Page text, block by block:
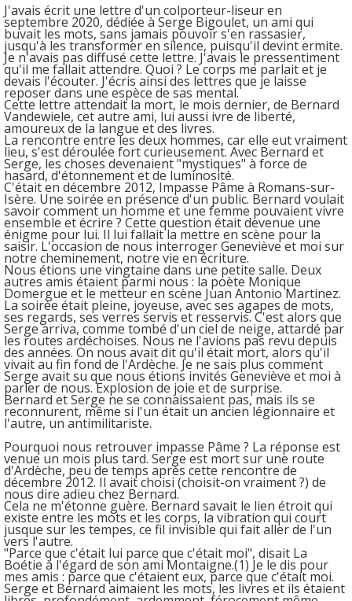
J'avais écrit une lettre d'un colporteur-liseur en
septembre 2020, dédiée à Serge Bigoulet, un ami qui
buvait les mots, sans jamais pouvoir s'en rassasier,
jusqu'à les transformer en silence, puisqu'il devint ermite.
Je n'avais pas diffusé cette lettre. J'avais le pressentiment
qu'il me fallait attendre. Quoi ? Le corps me parlait et je
devais l'écouter. J'écris ainsi des lettres que je laisse
reposer dans une espèce de sas mental.
Cette lettre attendait la mort, le mois dernier, de Bernard
Vandewiele, cet autre ami, lui aussi ivre de liberté,
amoureux de la langue et des livres.
La rencontre entre les deux hommes, car elle eut vraiment
lieu, s'est déroulée fort curieusement. Avec Bernard et
Serge, les choses devenaient "mystiques" à force de
hasard, d'étonnement et de luminosité.
C'était en décembre 2012, Impasse Pâme à Romans-sur-
Isère. Une soirée en présence d'un public. Bernard voulait
savoir comment un homme et une femme pouvaient vivre
ensemble et écrire ? Cette question était devenue une
énigme pour lui. Il lui fallait la mettre en scène pour la
saisir. L'occasion de nous interroger Geneviève et moi sur
notre cheminement, notre vie en écriture.
Nous étions une vingtaine dans une petite salle. Deux
autres amis étaient parmi nous : la poète Monique
Domergue et le metteur en scène Juan Antonio Martinez.
La soirée était pleine, joyeuse, avec ses agapes de mots,
ses regards, ses verres servis et resservis. C'est alors que
Serge arriva, comme tombé d'un ciel de neige, attardé par
les routes ardéchoises. Nous ne l'avions pas revu depuis
des années. On nous avait dit qu'il était mort, alors qu'il
vivait au fin fond de l'Ardèche. Je ne sais plus comment
Serge avait su que nous étions invités Geneviève et moi à
parler de nous. Explosion de joie et de surprise.
Bernard et Serge ne se connaissaient pas, mais ils se
reconnurent, même si l'un était un ancien légionnaire et
l'autre, un antimilitariste.
Pourquoi nous retrouver impasse Pâme ? La réponse est
venue un mois plus tard. Serge est mort sur une route
d'Ardèche, peu de temps après cette rencontre de
décembre 2012. Il avait choisi (choisit-on vraiment ?) de
nous dire adieu chez Bernard.
Cela ne m'étonne guère. Bernard savait le lien étroit qui
existe entre les mots et les corps, la vibration qui court
jusque sur les tempes, ce fil invisible qui fait aller de l'un
vers l'autre.
"Parce que c'était lui parce que c'était moi", disait La
Boétie à l'égard de son ami Montaigne.(1) Je le dis pour
mes amis : parce que c'étaient eux, parce que c'était moi.
Serge et Bernard aimaient les mots, les livres et ils étaient